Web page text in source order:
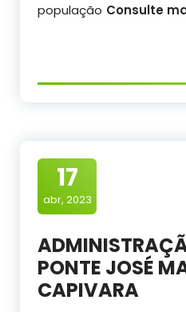
população Consulte
17
abr, 2023
PONTE JOSÉ
CAPIVARA